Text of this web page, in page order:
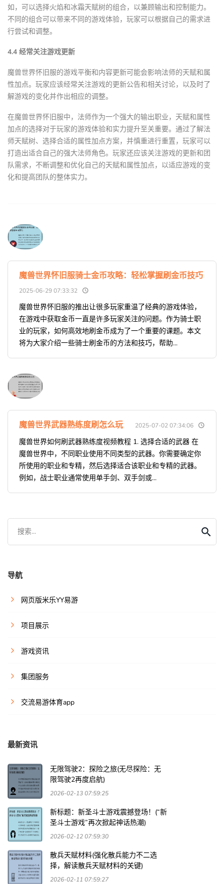
如，可以选择火焰和冰霜天赋树的组合，以兼顾输出和控制能力。
不同的组合可以带来不同的游戏体验，玩家可以根据自己的需求进
行尝试和调整。
4.4 经常关注游戏更新
魔兽世界怀旧服的游戏平衡和内容更新可能会影响法师的天赋和属
性加点。玩家应该经常关注游戏的更新公告和相关讨论，以及时了
解游戏的变化并作出相应的调整。
在魔兽世界怀旧服中，法师作为一个强大的输出职业，天赋和属性
加点的选择对于玩家的游戏体验和实力提升至关重要。通过了解法
师天赋树、选择合适的属性加点方案，并慎重进行重置，玩家可以
打造出适合自己的强大法师角色。玩家还应该关注游戏的更新和团
队需求，不断调整和优化自己的天赋和属性加点，以适应游戏的变
化和提高团队的整体实力。
魔兽世界怀旧服骑士金币攻略：轻松掌握刷金币技巧
2025-06-29 07:33:32
魔兽世界怀旧服的推出让很多玩家重温了经典的游戏体验，
在游戏中获取金币一直是许多玩家关注的问题。作为骑士职
业的玩家，如何高效地刷金币成为了一个重要的课题。本文
将为大家介绍一些骑士刷金币的方法和技巧，帮助...
魔兽世界武器熟练度刷怎么玩 2025-07-02 07:34:06
魔兽世界如何刷武器熟练度视频教程 1. 选择合适的武器 在
魔兽世界中，不同职业使用不同类型的武器。你需要确定你
所使用的职业和专精，然后选择适合该职业和专精的武器。
例如，战士职业通常使用单手剑、双手剑或...
搜索...
导航
网页版米乐YY易游
项目展示
游戏资讯
集团服务
交流易游体育app
最新资讯
无限驾驶2：探险之旅(无尽探险：无
限驾驶2再度启航)
2026-02-13 07:59:25
新标题：新圣斗士游戏震撼登场！(“新
圣斗士游戏”再次掀起神话热潮)
2026-02-12 07:59:30
散兵天赋材料(强化散兵能力不二选
择，解读散兵天赋材料的关键)
2026-02-11 07:59:27